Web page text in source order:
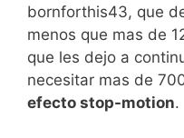
bornforthis43, que
menos que mas de
que les dejo a
necesitar mas de
efecto stop-motion.